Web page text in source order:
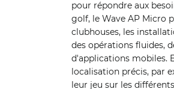
pour répondre aux
golf, le Wave AP Micro
clubhouses, les
des opérations fluides,
d'applications mobiles.
localisation précis, par
leur jeu sur les